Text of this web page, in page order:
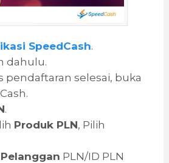
SpeedCash.
dahulu.
pendaftaran selesai, buka
.
Produk PLN, Pilih
PLN/ID PLN